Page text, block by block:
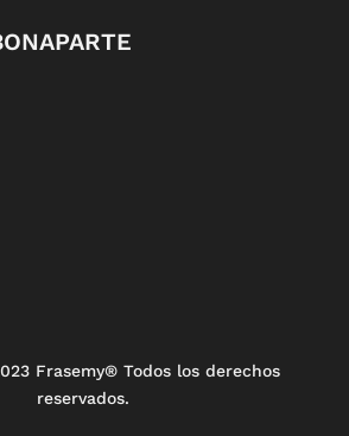
Frasemy® Todos los derechos
reservados.